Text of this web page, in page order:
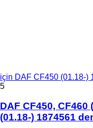
için DAF CF450 (01.18-)
5
DAF CF450,
(01.18-) 1874561